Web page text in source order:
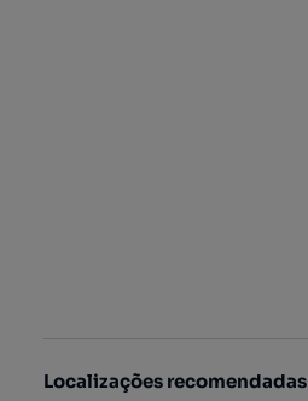
Localizações recomendadas